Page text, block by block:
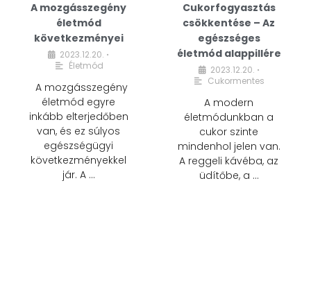
A mozgásszegény
életmód
következményei
2023.12.20. •
Életmód
A mozgásszegény
életmód egyre
inkább elterjedőben
van, és ez súlyos
egészségügyi
következményekkel
jár. A …
Cukorfogyasztás
csökkentése – Az
egészséges
életmód alappillére
2023.12.20. •
Cukormentes
A modern
életmódunkban a
cukor szinte
mindenhol jelen van.
A reggeli kávéba, az
üdítőbe, a …